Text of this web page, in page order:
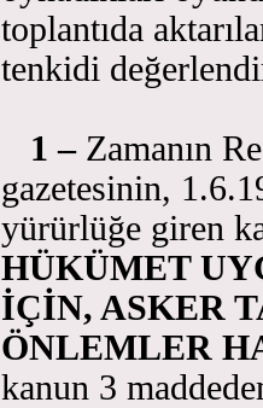
toplantıda
tenkidi
1 –Zamanın
gazetesinin,
yürürlüğe giren
HÜKÜMET
İÇİN, ASKER
ÖNLEMLER
kanun 3